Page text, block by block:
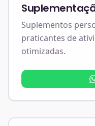
Suplementos
praticantes de
otimizadas.